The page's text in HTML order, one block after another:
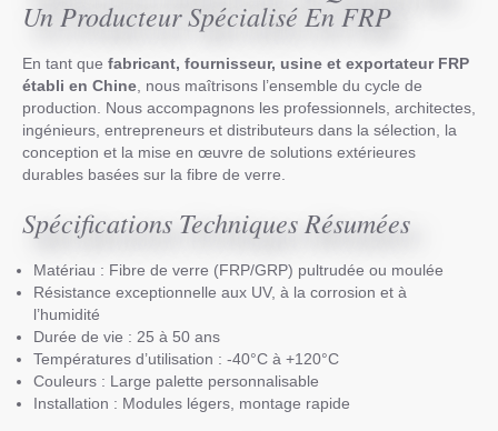
Un Producteur Spécialisé En FRP
En tant que fabricant, fournisseur, usine et exportateur FRP
établi en Chine , nous maîtrisons l’ensemble du cycle de
production. Nous accompagnons les professionnels, architectes,
ingénieurs, entrepreneurs et distributeurs dans la sélection, la
conception et la mise en œuvre de solutions extérieures
durables basées sur la fibre de verre.
Spécifications Techniques Résumées
Matériau : Fibre de verre (FRP/GRP) pultrudée ou moulée
Résistance exceptionnelle aux UV, à la corrosion et à
l’humidité
Durée de vie : 25 à 50 ans
Températures d’utilisation : -40°C à +120°C
Couleurs : Large palette personnalisable
Installation : Modules légers, montage rapide